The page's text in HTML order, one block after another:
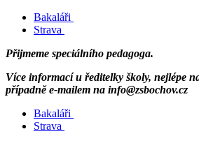
Bakaláři
Strava
Přijmeme speciálního pedagoga.
Více informací u ředitelky školy, nejlépe
případně e-mailem na info@zsbochov.cz
Bakaláři
Strava